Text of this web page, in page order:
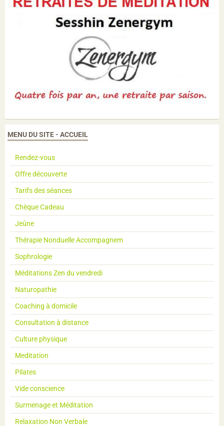
MENU DU SITE - ACCUEIL
Rendez-vous
Offre découverte
Tarifs des séances
Chèque Cadeau
Jeûne
Thérapie Nonduelle Accompagnem
Sophrologie
Méditations Zen du vendredi
Naturopathie
Coaching à domicile
Consultation à distance
Culture physique
Meditation
Pilates
Vide conscience
Surmenage et Méditation
Relaxation Non Verbale